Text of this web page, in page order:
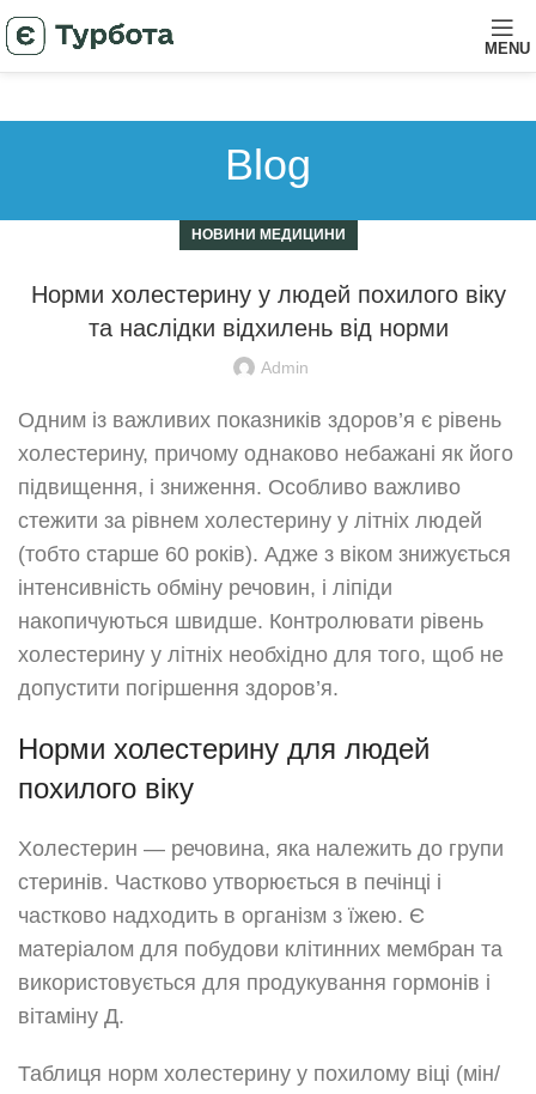
MENU
Blog
НОВИНИ МЕДИЦИНИ
Норми холестерину у людей похилого віку
та наслідки відхилень від норми
Admin
Одним із важливих показників здоров’я є рівень
холестерину, причому однаково небажані як його
підвищення, і зниження. Особливо важливо
стежити за рівнем холестерину у літніх людей
(тобто старше 60 років). Адже з віком знижується
інтенсивність обміну речовин, і ліпіди
накопичуються швидше. Контролювати рівень
холестерину у літніх необхідно для того, щоб не
допустити погіршення здоров’я.
Норми холестерину для людей
похилого віку
Холестерин — речовина, яка належить до групи
стеринів. Частково утворюється в печінці і
частково надходить в організм з їжею. Є
матеріалом для побудови клітинних мембран та
використовується для продукування гормонів і
вітаміну Д.
Таблиця норм холестерину у похилому віці (мін/